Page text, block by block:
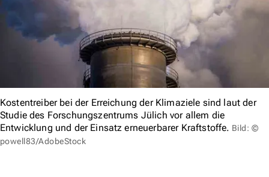
Kostentreiber bei der Erreichung der Klimaziele sind laut der
Studie des Forschungszentrums Jülich vor allem die
Entwicklung und der Einsatz erneuerbarer Kraftstoffe. Bild: ©
powell83/AdobeStock